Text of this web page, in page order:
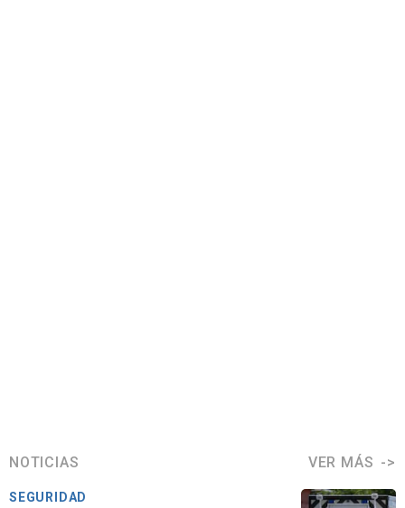
NOTICIAS VER MÁS
SEGURIDAD